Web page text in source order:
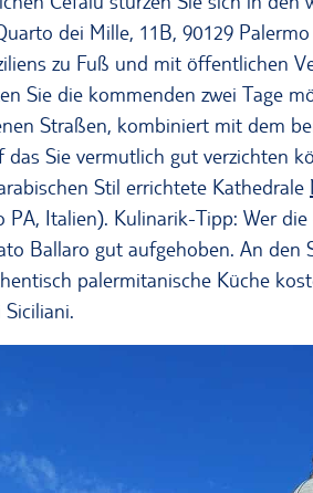
dei Mille, 11B, 90129
zu Fuß und mit öffentlichen
Sie die kommenden zwei Tage
Straßen, kombiniert mit dem
das Sie vermutlich gut verzichten
Stil errichtete Kathedrale
PA, Italien). Kulinarik-Tipp: Wer
Ballaro gut aufgehoben. An
palermitanische Küche